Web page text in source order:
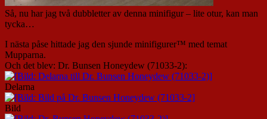
Så, nu har jag två dubbletter av denna minifigur – lite otur, kan man
tycka…
I nästa påse hittade jag den sjunde minifigurer™ med temat
Mupparna.
Och det blev: Dr. Bunsen Honeydew (71033-2):
Delarna
Bild